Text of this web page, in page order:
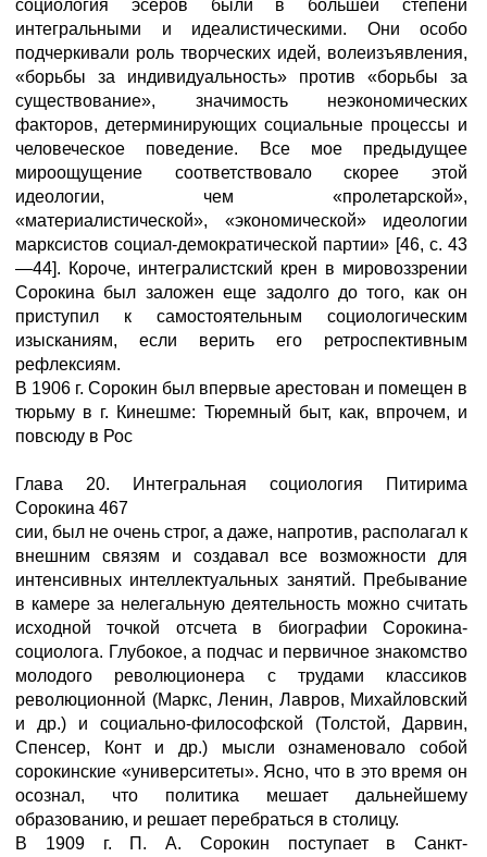
социология эсеров были в большей степени
интегральными и идеалистическими. Они особо
подчеркивали роль творческих идей, волеизъявления,
«борьбы за индивидуальность» против «борьбы за
существование», значимость неэкономических
факторов, детерминирующих социальные процессы и
человеческое поведение. Все мое предыдущее
мироощущение соответствовало скорее этой
идеологии, чем «пролетарской»,
«материалистической», «экономической» идеологии
марксистов социал-демократической партии» [46, с. 43
—44]. Короче, интегралистский крен в мировоззрении
Сорокина был заложен еще задолго до того, как он
приступил к самостоятельным социологическим
изысканиям, если верить его ретроспективным
рефлексиям.
В 1906 г. Сорокин был впервые арестован и помещен в
тюрьму в г. Кинешме: Тюремный быт, как, впрочем, и
повсюду в Рос
Глава 20. Интегральная социология Питирима
Сорокина 467
сии, был не очень строг, а даже, напротив, располагал к
внешним связям и создавал все возможности для
интенсивных интеллектуальных занятий. Пребывание
в камере за нелегальную деятельность можно считать
исходной точкой отсчета в биографии Сорокина-
социолога. Глубокое, а подчас и первичное знакомство
молодого революционера с трудами классиков
революционной (Маркс, Ленин, Лавров, Михайловский
и др.) и социально-философской (Толстой, Дарвин,
Спенсер, Конт и др.) мысли ознаменовало собой
сорокинские «университеты». Ясно, что в это время он
осознал, что политика мешает дальнейшему
образованию, и решает перебраться в столицу.
В 1909 г. П. А. Сорокин поступает в Санкт-